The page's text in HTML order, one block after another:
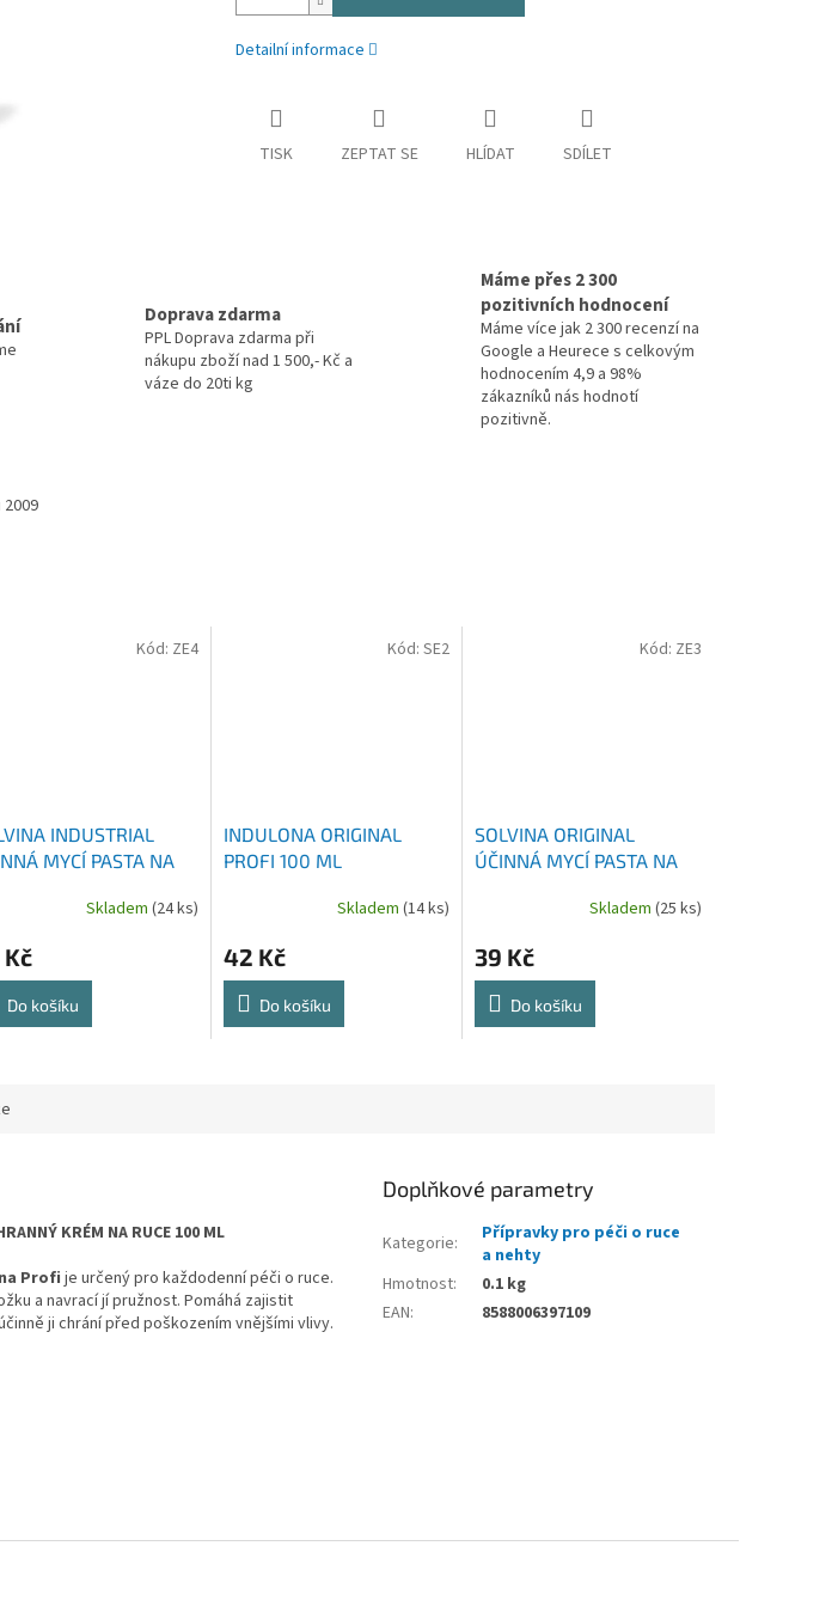
Detailní informace
TISK ZEPTAT SE HLÍDAT SDÍLET
Doprava zdarma
PPL Doprava zdarma při
nákupu zboží nad 1 500,- Kč a
váze do 20ti kg
Máme přes 2 300
pozitivních hodnocení
Máme více jak 2 300 recenzí na
Google a Heurece s celkovým
hodnocením 4,9 a 98%
zákazníků nás hodnotí
pozitivně.
INDUSTRIAL
MYCÍ PASTA NA
Skladem (24 ks)
Do košíku
Kód: ZE4
INDULONA ORIGINAL
PROFI 100 ML
Skladem(14 ks)
42 Kč
Do košíku
Kód:SE2
SOLVINA ORIGINAL
ÚČINNÁ MYCÍ PASTA NA
Skladem (25 ks)
39 Kč
Do košíku
Kód: ZE3
KRÉM NA RUCE 100 ML
Profi je určený pro každodenní péči o ruce.
a navrací jí pružnost. Pomáhá zajistit
ji chrání před poškozením vnějšími vlivy.
Doplňkové parametry
Kategorie:
Přípravky pro péči o ruce
a nehty
Hmotnost:
0.1 kg
EAN: 8588006397109